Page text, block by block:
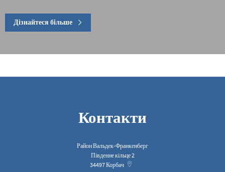
Дізнайтеся більше
Контакти
Район Вальдек-Франкенберг
Південне кільце 2
34497Корбач